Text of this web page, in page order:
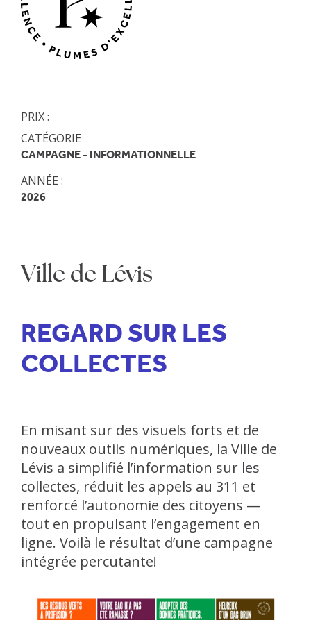
PRIX :
CATÉGORIE
CAMPAGNE - INFORMATIONNELLE
ANNÉE :
2026
Ville de Lévis
REGARD SUR LES
COLLECTES
En misant sur des visuels forts et de
nouveaux outils numériques, la Ville de
Lévis a simplifié l’information sur les
collectes, réduit les appels au 311 et
renforcé l’autonomie des citoyens —
tout en propulsant l’engagement en
ligne. Voilà le résultat d’une campagne
intégrée percutante!